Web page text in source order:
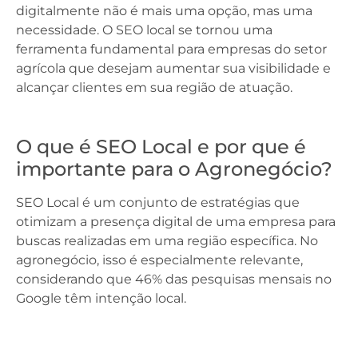
digitalmente não é mais uma opção, mas uma
necessidade. O SEO local se tornou uma
ferramenta fundamental para empresas do setor
agrícola que desejam aumentar sua visibilidade e
alcançar clientes em sua região de atuação.
O que é SEO Local e por que é
importante para o Agronegócio?
SEO Local é um conjunto de estratégias que
otimizam a presença digital de uma empresa para
buscas realizadas em uma região específica. No
agronegócio, isso é especialmente relevante,
considerando que 46% das pesquisas mensais no
Google têm intenção local.